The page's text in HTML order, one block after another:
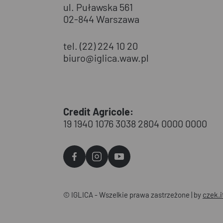
ul. Puławska 561
02-844 Warszawa
tel. (22) 224 10 20
biuro@iglica.waw.pl
Credit Agricole:
19 1940 1076 3038 2804 0000 0000
Agvo
Agvo
Agvo
© IGLICA - Wszelkie prawa zastrzeżone | by